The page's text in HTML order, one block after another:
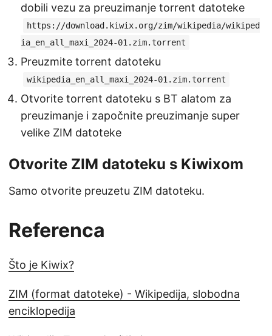
dobili vezu za preuzimanje torrent datoteke
https://download.kiwix.org/zim/wikipedia/wikiped
ia_en_all_maxi_2024-01.zim.torrent
Preuzmite torrent datoteku
wikipedia_en_all_maxi_2024-01.zim.torrent
Otvorite torrent datoteku s BT alatom za
preuzimanje i započnite preuzimanje super
velike ZIM datoteke
Otvorite ZIM datoteku s Kiwixom
Samo otvorite preuzetu ZIM datoteku.
Referenca
Što je Kiwix?
ZIM (format datoteke) - Wikipedija, slobodna
enciklopedija